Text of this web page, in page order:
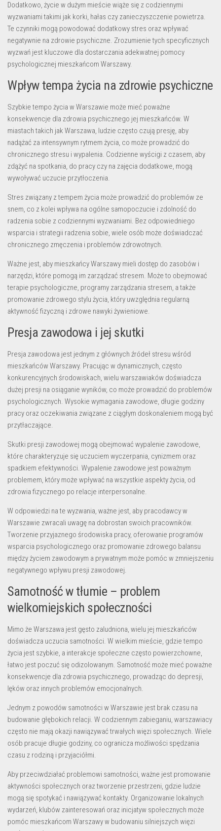
Dodatkowo, życie w dużym mieście wiąże się z codziennymi
wyzwaniami takimi jak korki, hałas czy zanieczyszczenie powietrza.
Te czynniki mogą powodować dodatkowy stres oraz wpływać
negatywnie na zdrowie psychiczne. Zrozumienie tych specyficznych
wyzwań jest kluczowe dla dostarczania adekwatnej pomocy
psychologicznej mieszkańcom Warszawy.
Wpływ tempa życia na zdrowie psychiczne
Szybkie tempo życia w Warszawie może mieć poważne
konsekwencje dla zdrowia psychicznego jej mieszkańców. W
miastach takich jak Warszawa, ludzie często czują presję, aby
nadążać za intensywnym rytmem życia, co może prowadzić do
chronicznego stresu i wypalenia. Codzienne wyścigi z czasem, aby
zdążyć na spotkania, do pracy czy na zajęcia dodatkowe, mogą
wywoływać uczucie przytłoczenia.
Stres związany z tempem życia może prowadzić do problemów ze
snem, co z kolei wpływa na ogólne samopoczucie i zdolność do
radzenia sobie z codziennymi wyzwaniami. Bez odpowiedniego
wsparcia i strategii radzenia sobie, wiele osób może doświadczać
chronicznego zmęczenia i problemów zdrowotnych.
Ważne jest, aby mieszkańcy Warszawy mieli dostęp do zasobów i
narzędzi, które pomogą im zarządzać stresem. Może to obejmować
terapie psychologiczne, programy zarządzania stresem, a także
promowanie zdrowego stylu życia, który uwzględnia regularną
aktywność fizyczną i zdrowe nawyki żywieniowe.
Presja zawodowa i jej skutki
Presja zawodowa jest jednym z głównych źródeł stresu wśród
mieszkańców Warszawy. Pracując w dynamicznych, często
konkurencyjnych środowiskach, wielu warszawiaków doświadcza
dużej presji na osiąganie wyników, co może prowadzić do problemów
psychologicznych. Wysokie wymagania zawodowe, długie godziny
pracy oraz oczekiwania związane z ciągłym doskonaleniem mogą być
przytłaczające.
Skutki presji zawodowej mogą obejmować wypalenie zawodowe,
które charakteryzuje się uczuciem wyczerpania, cynizmem oraz
spadkiem efektywności. Wypalenie zawodowe jest poważnym
problemem, który może wpływać na wszystkie aspekty życia, od
zdrowia fizycznego po relacje interpersonalne.
W odpowiedzi na te wyzwania, ważne jest, aby pracodawcy w
Warszawie zwracali uwagę na dobrostan swoich pracowników.
Tworzenie przyjaznego środowiska pracy, oferowanie programów
wsparcia psychologicznego oraz promowanie zdrowego balansu
między życiem zawodowym a prywatnym może pomóc w zmniejszeniu
negatywnego wpływu presji zawodowej.
Samotność w tłumie – problem
wielkomiejskich społeczności
Mimo że Warszawa jest gęsto zaludniona, wielu jej mieszkańców
doświadcza uczucia samotności. W wielkim mieście, gdzie tempo
życia jest szybkie, a interakcje społeczne często powierzchowne,
łatwo jest poczuć się odizolowanym. Samotność może mieć poważne
konsekwencje dla zdrowia psychicznego, prowadząc do depresji,
lęków oraz innych problemów emocjonalnych.
Jednym z powodów samotności w Warszawie jest brak czasu na
budowanie głębokich relacji. W codziennym zabieganiu, warszawiacy
często nie mają okazji nawiązywać trwałych więzi społecznych. Wiele
osób pracuje długie godziny, co ogranicza możliwości spędzania
czasu z rodziną i przyjaciółmi.
Aby przeciwdziałać problemowi samotności, ważne jest promowanie
aktywności społecznych oraz tworzenie przestrzeni, gdzie ludzie
mogą się spotykać i nawiązywać kontakty. Organizowanie lokalnych
wydarzeń, klubów zainteresowań oraz inicjatyw społecznych może
pomóc mieszkańcom Warszawy w budowaniu silniejszych więzi